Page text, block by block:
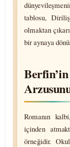
tablosu,
olmaktan
bir aynaya
Romanın
içinden
örneğidir.